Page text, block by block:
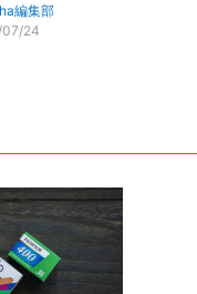
編集部
24